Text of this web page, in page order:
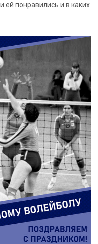
ей понравились и в каких